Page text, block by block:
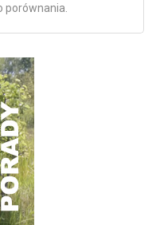
porównania.